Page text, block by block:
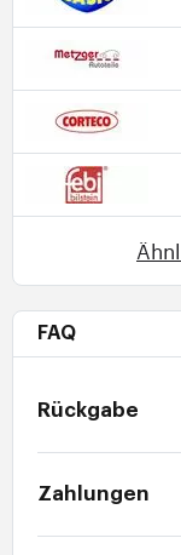
FAQ
Rückgabe
Zahlungen